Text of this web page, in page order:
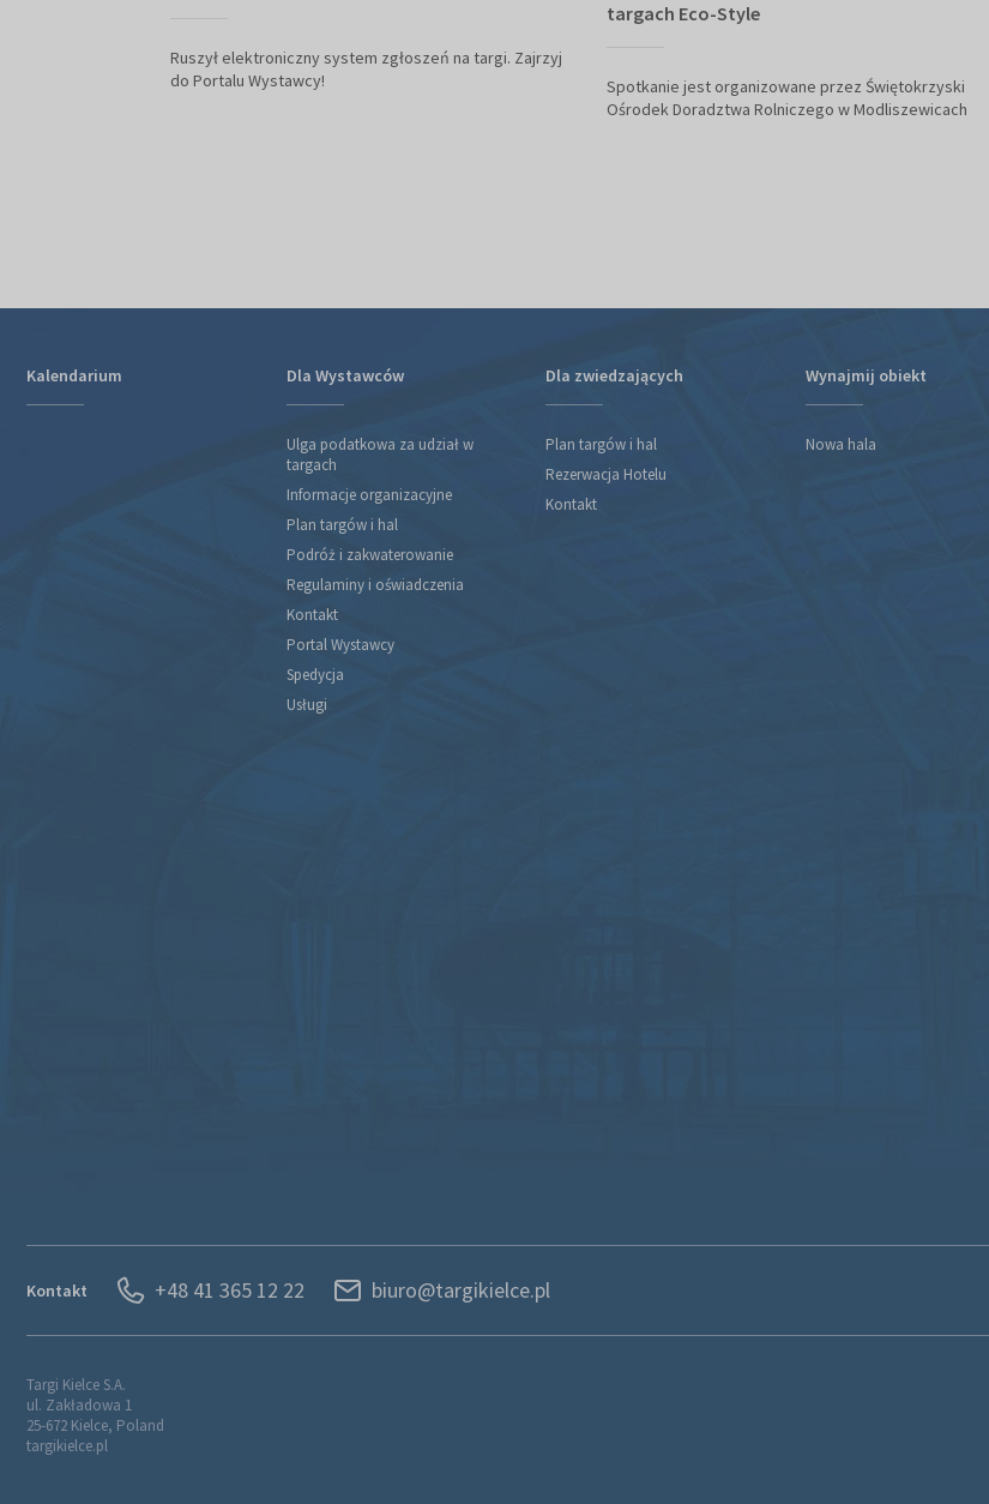
Ruszył elektroniczny system zgłoszeń na targi. Zajrzyj
do Portalu Wystawcy!
targach Eco-Style
Spotkanie jest organizowane przez Świętokrzyski
Ośrodek Doradztwa Rolniczego w Modliszewicach
Kalendarium Dla Wystawców
Ulga podatkowa za udział w
targach
Informacje organizacyjne
Plan targów i hal
Podróż i zakwaterowanie
Regulaminy i oświadczenia
Kontakt
Portal Wystawcy
Spedycja
Usługi
Dla zwiedzających
Plan targów i hal
Rezerwacja Hotelu
Kontakt
Wynajmij obiekt
Nowa hala
Kontakt +48 41 365 12 22 biuro@targikielce.pl
Targi Kielce S.A.
ul. Zakładowa 1
25-672 Kielce, Poland
targikielce.pl